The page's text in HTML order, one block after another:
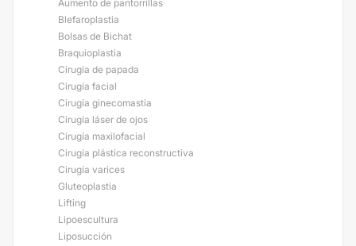
Aumento de pantorrillas
Blefaroplastia
Bolsas de Bichat
Braquioplastia
Cirugía de papada
Cirugía facial
Cirugía ginecomastia
Cirugía láser de ojos
Cirugía maxilofacial
Cirugía plástica reconstructiva
Cirugía varices
Gluteoplastia
Lifting
Lipoescultura
Liposucción